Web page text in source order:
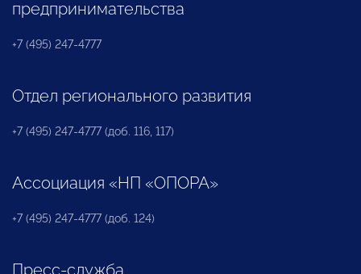
предпринимательства
+7 (495) 247-4777
Отдел регионального развития
+7 (495) 247-4777 (доб. 116, 117)
Ассоциация «НП «ОПОРА»
+7 (495) 247-4777 (доб. 124)